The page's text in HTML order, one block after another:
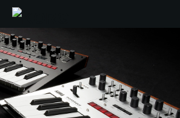
Inicio
Productos